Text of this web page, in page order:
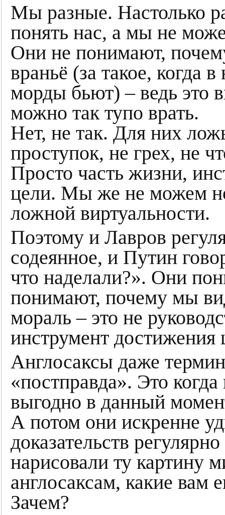
Мы разные. Настолько
понять нас, а мы не
Они не понимают,
враньё (за такое, когда
морды бьют) – ведь это
можно так тупо врать.
Нет, не так. Для них
проступок, не грех, не
Просто часть жизни,
цели. Мы же не можем
ложной виртуальности.
Поэтому и Лавров
содеянное, и Путин
что наделали?». Они
понимают, почему мы
мораль – это не
инструмент достижения
Англосаксы даже
«постправда». Это
выгодно в данный
А потом они искренне
доказательств
нарисовали ту картину
англосаксам, какие вам
Зачем?